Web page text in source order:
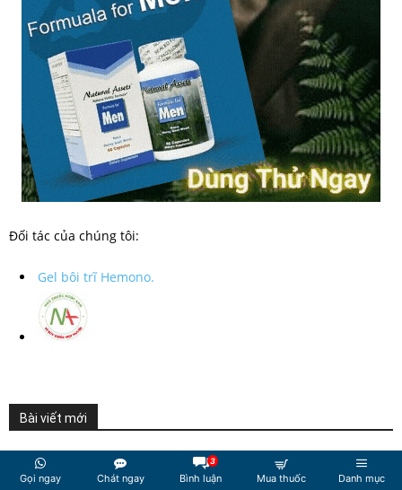
Đối tác của chúng tôi:
Gel bôi trĩ Hemono.
Bài viết mới
Catidral Plus dùng cho người bị tiêu chảy, đau do bệnh
đường tiêu hóa
Gọi ngay Chát ngay
3
Bình luận Mua thuốc Danh mục